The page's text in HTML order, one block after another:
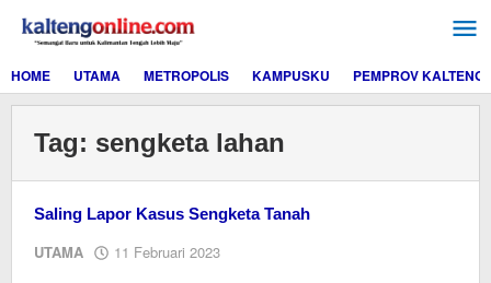
konten
HOME
UTAMA METROPOLIS KAMPUSKU PEMPROV KALTENG
Tag: sengketa lahan
Saling Lapor Kasus Sengketa Tanah
UTAMA 11 Februari 2023